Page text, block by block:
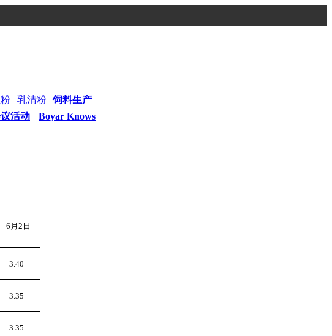
乳清粉 饲料生产
活动
Boyar Knows
6 月2日
3.40
3.35
3.35